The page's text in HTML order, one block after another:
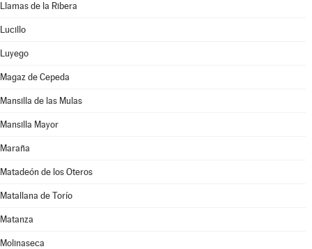
Llamas de la Ribera
Lucillo
Luyego
Magaz de Cepeda
Mansilla de las Mulas
Mansilla Mayor
Maraña
Matadeón de los Oteros
Matallana de Torío
Matanza
Molinaseca